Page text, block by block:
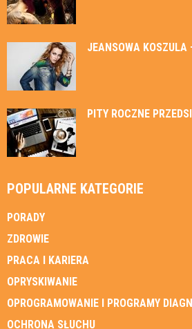
JEANSOWA
PITY ROCZNE
POPULARNE KATEGORIE
PORADY
ZDROWIE
PRACA I KARIERA
OPRYSKIWANIE
OPROGRAMOWANIE I PROGRAMY
OCHRONA SŁUCHU